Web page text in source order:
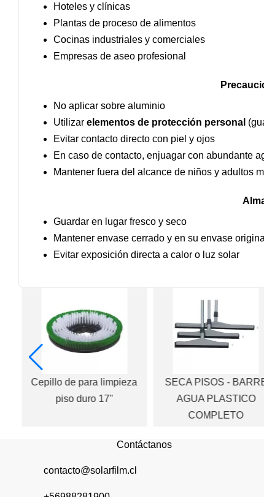
Hoteles y clínicas
Plantas de proceso de alimentos
Cocinas industriales y comerciales
Empresas de aseo profesional
No aplicar sobre aluminio
Utilizar elementos de protección personal
Evitar contacto directo con piel y ojos
En caso de contacto, enjuagar con abundante
Mantener fuera del alcance de niños y adultos
Guardar en lugar fresco y seco
Mantener envase cerrado y en su envase original
Evitar exposición directa a calor o luz solar
Cepillo de para limpieza
piso duro 17"
SECA PISOS -
AGUA PLASTICO
COMPLETO
Contáctanos
contacto@solarfilm.cl